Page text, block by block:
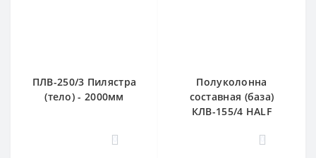
ПЛВ-250/3 Пилястра
(тело) - 2000мм
0
Полуколонна
составная (база)
КЛВ-155/4 HALF
0